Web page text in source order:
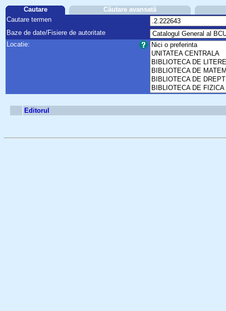
Cautare
Căutare avansată
Cautare termen
Baze de date/Fisiere de autoritate
Locatie:
Editorul